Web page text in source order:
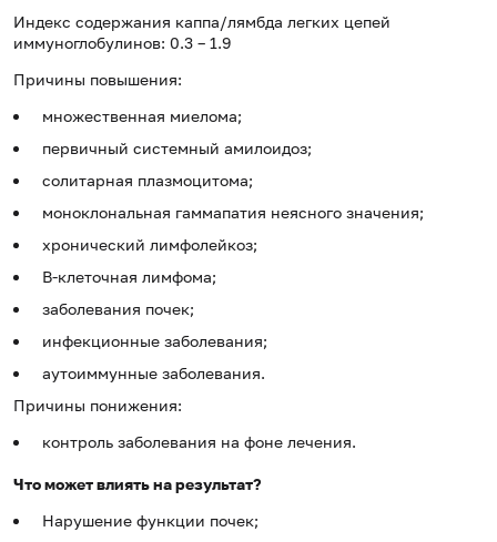
Индекс содержания каппа/лямбда легких цепей
иммуноглобулинов: 0.3 – 1.9
Причины повышения:
множественная миелома;
первичный системный амилоидоз;
солитарная плазмоцитома;
моноклональная гаммапатия неясного значения;
хронический лимфолейкоз;
В-клеточная лимфома;
заболевания почек;
инфекционные заболевания;
аутоиммунные заболевания.
Причины понижения:
контроль заболевания на фоне лечения.
Что может влиять на результат?
Нарушение функции почек;